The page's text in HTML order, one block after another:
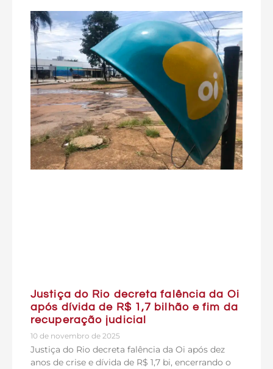
Justiça do Rio decreta falência da Oi
após dívida de R$ 1,7 bilhão e fim da
recuperação judicial
10 de novembro de 2025
Justiça do Rio decreta falência da Oi após dez
anos de crise e dívida de R$ 1,7 bi, encerrando o